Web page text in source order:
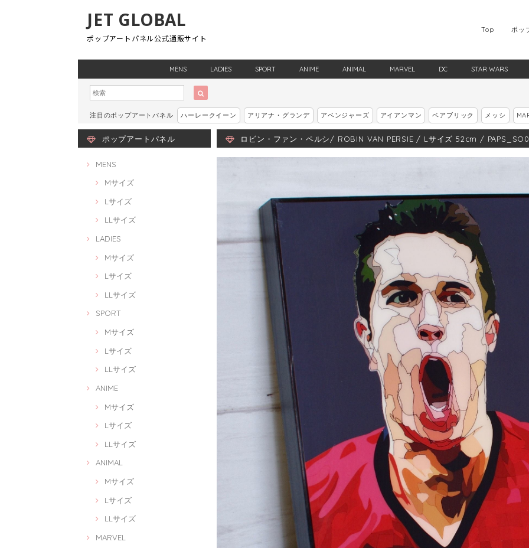
JET GLOBAL
ポップアートパネル公式通販サイト
ポッ
Top
MENS LADIES SPORT ANIME ANIMAL MARVEL DC STAR WARS
注目のポップアートパネル ハーレークイーン アリアナ・グランデ アベンジャーズ アイアンマン ベアブリック メッシ
ポップアートパネル
MENS
Mサイズ
Lサイズ
LLサイズ
LADIES
Mサイズ
Lサイズ
LLサイズ
SPORT
Mサイズ
Lサイズ
LLサイズ
ANIME
Mサイズ
Lサイズ
LLサイズ
ANIMAL
Mサイズ
Lサイズ
LLサイズ
MARVEL
ロビン・ファン・ペルシ/ ROBIN VAN PERSIE / Lサイズ 52cm /